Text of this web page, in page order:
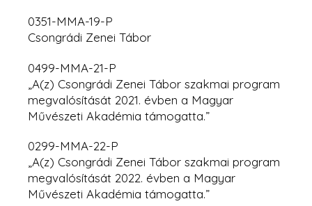
0351-MMA-19-P
Csongrádi Zenei Tábor
0499-MMA-21-P
„A(z) Csongrádi Zenei Tábor szakmai program
megvalósítását 2021. évben a Magyar
Művészeti Akadémia támogatta.”
0299-MMA-22-P
„A(z) Csongrádi Zenei Tábor szakmai program
megvalósítását 2022. évben a Magyar
Művészeti Akadémia támogatta.”